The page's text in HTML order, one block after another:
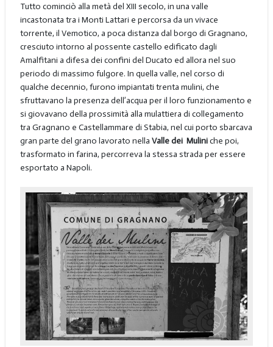
Tutto cominciò alla metà del XIII secolo, in una valle
incastonata tra i Monti Lattari e percorsa da un vivace
torrente, il Vemotico, a poca distanza dal borgo di Gragnano,
cresciuto intorno al possente castello edificato dagli
Amalfitani a difesa dei confini del Ducato ed allora nel suo
periodo di massimo fulgore. In quella valle, nel corso di
qualche decennio, furono impiantati trenta mulini, che
sfruttavano la presenza dell’acqua per il loro funzionamento e
si giovavano della prossimità alla mulattiera di collegamento
tra Gragnano e Castellammare di Stabia, nel cui porto sbarcava
gran parte del grano lavorato nella Valle dei Muliniche poi,
trasformato in farina, percorreva la stessa strada per essere
esportato a Napoli.